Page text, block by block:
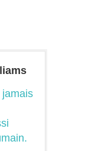
jamais